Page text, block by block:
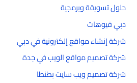
حلول تسويقة وبرمجية
دبي فيوهات
شركة إنشاء مواقع إلكترونية في دبي
شركة تصميم مواقع الويب في جدة
شركة تصميم ويب سايت بطنطا